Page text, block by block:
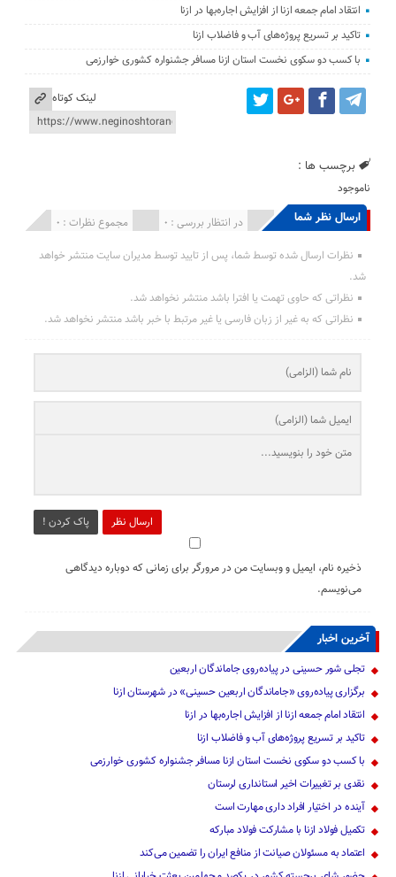
انتقاد امام جمعه ازنا از افزایش اجاره‌بها در ازنا
تاکید بر تسریع پروژه‌های آب و فاضلاب ازنا
با کسب دو سکوی نخست استان ازنا مسافر جشنواره کشوری خوارزمی
لینک کوتاه
برچسب ها :
ناموجود
ارسال نظر شما مجموع نظرات : 0 در انتظار بررسی : 0 انتشار یافته : 0
نظرات ارسال شده توسط شما، پس از تایید توسط مدیران سایت منتشر خواهد
شد.
نظراتی که حاوی تهمت یا افترا باشد منتشر نخواهد شد.
نظراتی که به غیر از زبان فارسی یا غیر مرتبط با خبر باشد منتشر نخواهد شد.
ارسال نظر پاک کردن !
ذخیره نام، ایمیل و وبسایت من در مرورگر برای زمانی که دوباره دیدگاهی
می‌نویسم.
آخرین اخبار
تجلی شور حسینی در پیاده‌روی جاماندگان اربعین
برگزاری پیاده‌روی «جاماندگان اربعین حسینی» در شهرستان ازنا
انتقاد امام جمعه ازنا از افزایش اجاره‌بها در ازنا
تاکید بر تسریع پروژه‌های آب و فاضلاب ازنا
با کسب دو سکوی نخست استان ازنا مسافر جشنواره کشوری خوارزمی
نقدی بر تغییرات اخیر استانداری لرستان
آینده در اختیار افراد داری مهارت است
تکمیل فولاد ازنا با مشارکت فولاد مبارکه
اعتماد به مسئولان صیانت از منافع ایران را تضمین می‌کند